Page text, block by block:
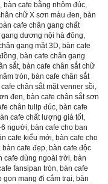
, bàn cafe bằng nhôm đúc,
chữ X sơn màu đen, bàn
bàn cafe chân gang chất
gang dương nội hà đông,
gang mặt 3D, bàn cafe
, bàn cafe chân gang
sắt, bàn cafe chân sắt chữ
tròn, bàn cafe chân sắt
chân sắt mặt venner sồi,
đen, bàn cafe chân sắt sơn
chân tulip đúc, bàn cafe
cafe chất lượng giá tốt,
6 người, bàn cafe cho ban
cafe kiểu mới, bàn cafe cho
, bàn cafe đẹp, bàn cafe độc
cafe dùng ngoài trời, bàn
fansipan tròn, bàn cafe
gọn mang đi cắm trại, bàn